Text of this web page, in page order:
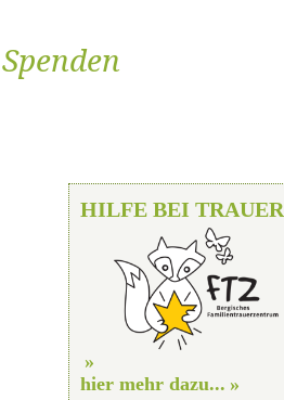
Spenden
HILFE BEI TRAUER
hier mehr dazu...